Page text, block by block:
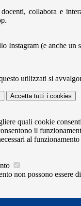
collabora e
Instagram (e anche un
utilizzati si
Accetta tutti i cookies
quali cookie
il
al
non possono essere